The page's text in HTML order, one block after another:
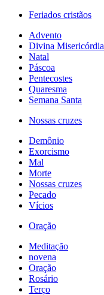
Feriados cristãos
Advento
Divina Misericórdia
Natal
Páscoa
Pentecostes
Quaresma
Semana Santa
Nossas cruzes
Demônio
Exorcismo
Mal
Morte
Nossas cruzes
Pecado
Vícios
Oração
Meditação
novena
Oração
Rosário
Terço